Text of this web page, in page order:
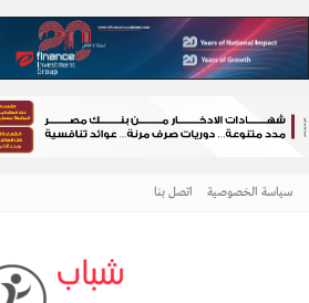
سياسة الخصوصية اتصل بنا